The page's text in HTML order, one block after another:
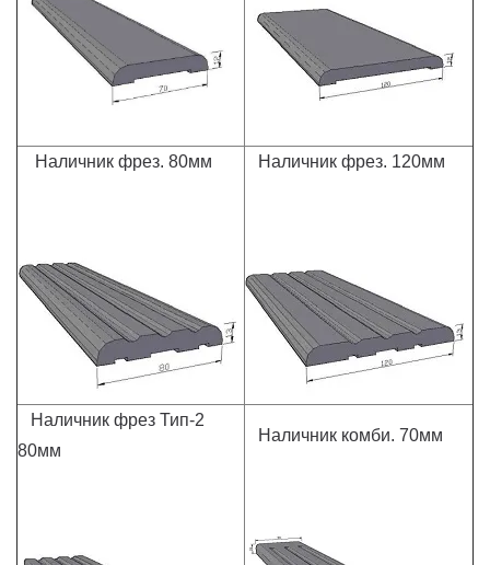
Наличник фрез. 80мм Наличник фрез. 120мм
Наличник фрез Тип-2
80мм
Наличник комби. 70мм